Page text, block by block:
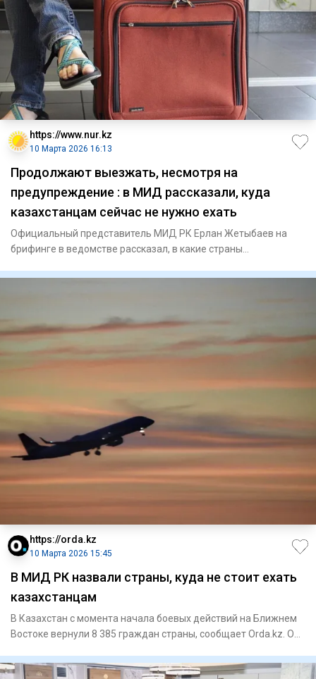
https://www.nur.kz
10 Марта 2026 16:13
Продолжают выезжать, несмотря на
предупреждение : в МИД рассказали, куда
казахстанцам сейчас не нужно ехать
Официальный представитель МИД РК Ерлан Жетыбаев на
брифинге в ведомстве рассказал, в какие страны
https://orda.kz
10 Марта 2026 15:45
В МИД РК назвали страны, куда не стоит ехать
казахстанцам
В Казахстан с момента начала боевых действий на Ближнем
Востоке вернули 8 385 граждан страны, сообщает Orda.kz. Об